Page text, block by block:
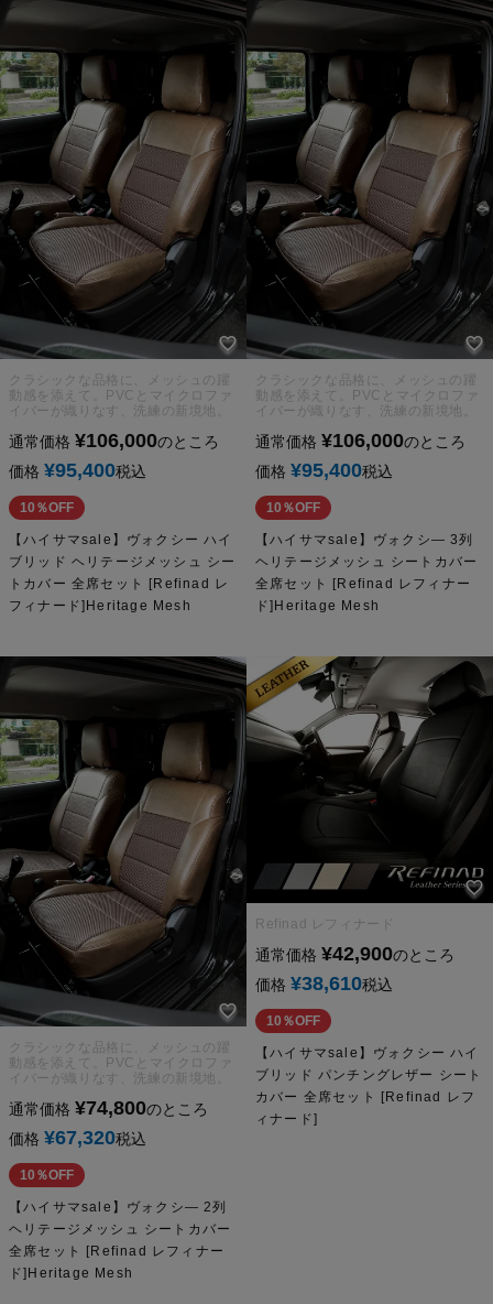
クラシックな品格に、メッシュの躍
動感を添えて。PVCとマイクロファ
イバーが織りなす、洗練の新境地。
通常価格 ¥106,000のところ
価格 ¥95,400税込
10％OFF
【ハイサマsale】ヴォクシー ハイ
ブリッド ヘリテージメッシュ シー
トカバー 全席セット [Refinad レ
フィナード]Heritage Mesh
クラシックな品格に、メッシュの躍
動感を添えて。PVCとマイクロファ
イバーが織りなす、洗練の新境地。
通常価格 ¥106,000のところ
価格 ¥95,400税込
10％OFF
【ハイサマsale】ヴォクシ― 3列
ヘリテージメッシュ シートカバー
全席セット [Refinad レフィナー
ド]Heritage Mesh
クラシックな品格に、メッシュの躍
動感を添えて。PVCとマイクロファ
イバーが織りなす、洗練の新境地。
通常価格 ¥74,800のところ
価格 ¥67,320税込
10％OFF
【ハイサマsale】ヴォクシ― 2列
ヘリテージメッシュ シートカバー
全席セット [Refinad レフィナー
ド]Heritage Mesh
Refinad レフィナード
通常価格 ¥42,900のところ
価格 ¥38,610税込
10％OFF
【ハイサマsale】ヴォクシー ハイ
ブリッド パンチングレザー シート
カバー 全席セット [Refinad レフ
ィナード]